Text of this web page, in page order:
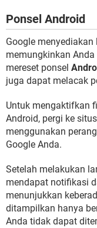
Ponsel Android
Google menyediakan
memungkinkan
mereset ponsel
juga dapat melacak
Untuk mengaktifkan
Android, pergi ke
menggunakan
Google Anda.
Setelah melakukan
mendapat notifikasi
menunjukkan
ditampilkan hanya
Anda tidak dapat